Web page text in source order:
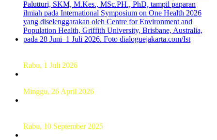
Rabu, 1 Juli 2026
Minggu, 26 April 2026
Rabu, 10 September 2025